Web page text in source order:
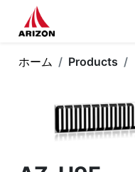
ホーム Products